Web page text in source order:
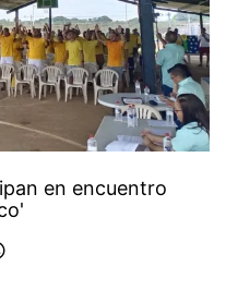
en encuentro